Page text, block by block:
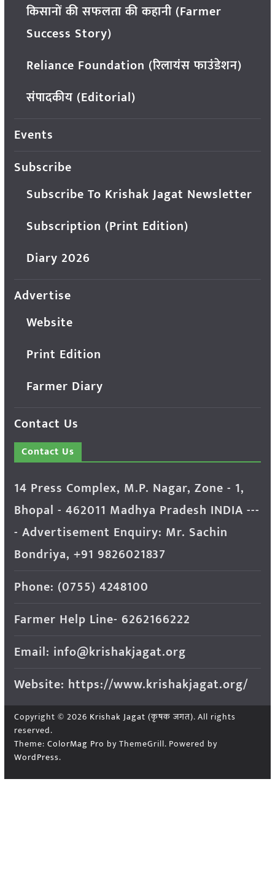
किसानों की सफलता की कहानी (Farmer
Success Story)
Reliance Foundation (रिलायंस फाउंडेशन)
संपादकीय (Editorial)
Events
Subscribe
Subscribe To Krishak Jagat Newsletter
Subscription (Print Edition)
Diary 2026
Advertise
Website
Print Edition
Farmer Diary
Contact Us
Contact Us
14 Press Complex, M.P. Nagar, Zone - 1,
Bhopal - 462011 Madhya Pradesh INDIA ---
- Advertisement Enquiry: Mr. Sachin
Bondriya, +91 9826021837
Phone: (0755) 4248100
Farmer Help Line- 6262166222
Email: info@krishakjagat.org
Website: https://www.krishakjagat.org/
Copyright © 2026 Krishak Jagat (कृषक जगत). All rights
reserved.
Theme: ColorMag Pro by ThemeGrill. Powered by
WordPress.